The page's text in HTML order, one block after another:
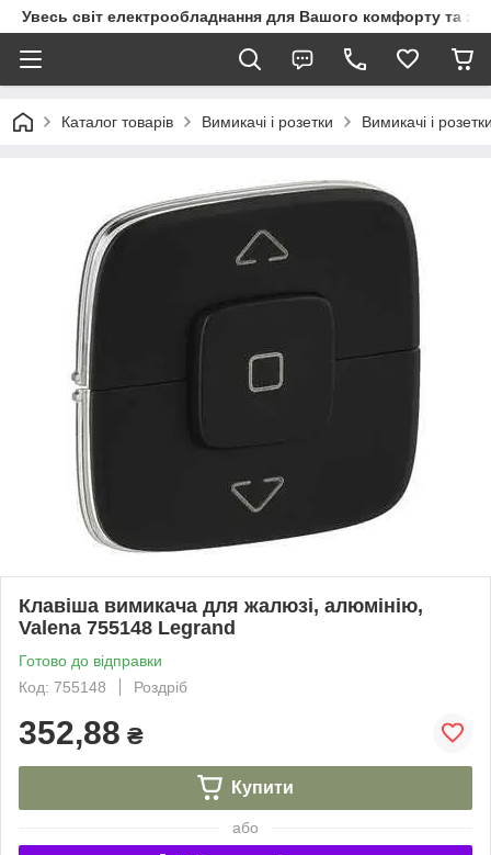
Увесь світ електрообладнання для Вашого комфорту та
Каталог товарів Вимикачі і розетки Вимикачі і
Клавіша вимикача для жалюзі, алюмінію,
Valena 755148 Legrand
Готово до відправки
Код: 755148
Роздріб
352,88 ₴
Купити
або